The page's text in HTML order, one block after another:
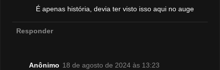
É apenas história, devia ter visto isso aqui no auge
Responder
Anônimo 18 de agosto de 2024 às 13:23